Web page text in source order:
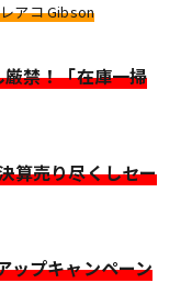
アコ Gibson
禁！「在庫一掃
算売り尽くしセー
ップキャンペーン